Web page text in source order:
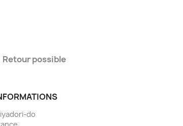
Retour possible
do